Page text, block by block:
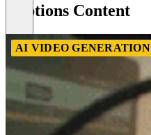
Captions Content
AI VIDEO GENERATION